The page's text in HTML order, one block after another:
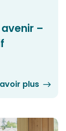
–
plus